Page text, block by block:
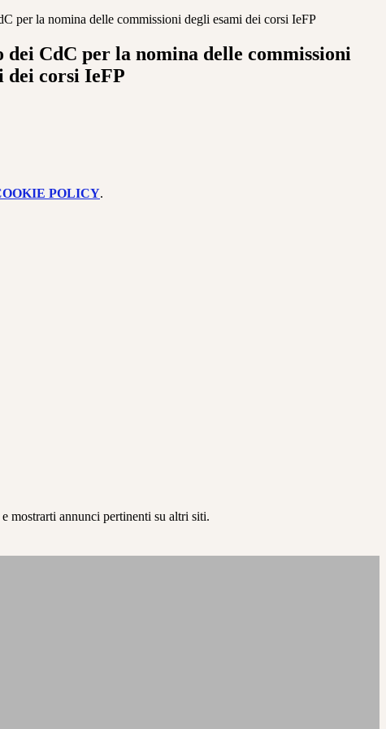
per la nomina delle commissioni degli esami dei corsi IeFP
dei CdC per la nomina delle commissioni
dei corsi IeFP
POLICY.
mostrarti annunci pertinenti su altri siti.